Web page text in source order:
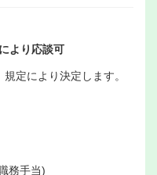
より応談可
定により決定します。
務手当)